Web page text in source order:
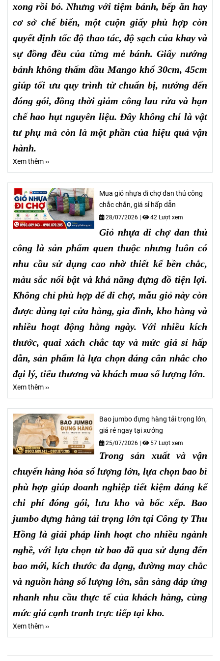
xong rồi bỏ. Nhưng với tiệm bánh, bếp ăn hay
cơ sở chế biến, một cuộn giấy phù hợp còn
quyết định tốc độ thao tác, độ sạch của khay và
sự đồng đều của từng mẻ bánh. Giấy nướng
bánh không thấm dầu Mango khổ 30cm, 45cm
giúp tối ưu quy trình từ chuẩn bị, nướng đến
đóng gói, đồng thời giảm công lau rửa và hạn
chế hao hụt nguyên liệu. Đây không chỉ là vật
tư phụ mà còn là một phần của hiệu quả vận
hành.
Xem thêm ››
Mua giỏ nhựa đi chợ đan thủ công
chắc chắn, giá sỉ hấp dẫn
28/07/2026 | 42 Lượt xem
Giỏ nhựa đi chợ đan thủ
công là sản phẩm quen thuộc nhưng luôn có
nhu cầu sử dụng cao nhờ thiết kế bền chắc,
màu sắc nổi bật và khả năng đựng đồ tiện lợi.
Không chỉ phù hợp để đi chợ, mẫu giỏ này còn
được dùng tại cửa hàng, gia đình, kho hàng và
nhiều hoạt động hằng ngày. Với nhiều kích
thước, quai xách chắc tay và mức giá sỉ hấp
dẫn, sản phẩm là lựa chọn đáng cân nhắc cho
đại lý, tiểu thương và khách mua số lượng lớn.
Xem thêm ››
Bao jumbo đựng hàng tải trọng lớn,
giá rẻ ngay tại xưởng
25/07/2026 | 57 Lượt xem
Trong sản xuất và vận
chuyển hàng hóa số lượng lớn, lựa chọn bao bì
phù hợp giúp doanh nghiệp tiết kiệm đáng kể
chi phí đóng gói, lưu kho và bốc xếp. Bao
jumbo đựng hàng tải trọng lớn tại Công ty Thu
Hồng là giải pháp linh hoạt cho nhiều ngành
nghề, với lựa chọn từ bao đã qua sử dụng đến
bao mới, kích thước đa dạng, đường may chắc
và nguồn hàng số lượng lớn, sẵn sàng đáp ứng
nhanh nhu cầu thực tế của khách hàng, cùng
mức giá cạnh tranh trực tiếp tại kho.
Xem thêm ››